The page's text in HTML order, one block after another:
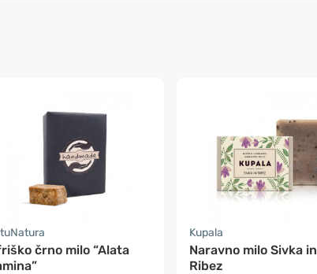
črno milo “Alata
Kupala
Naravno milo Sivka in
Ribez